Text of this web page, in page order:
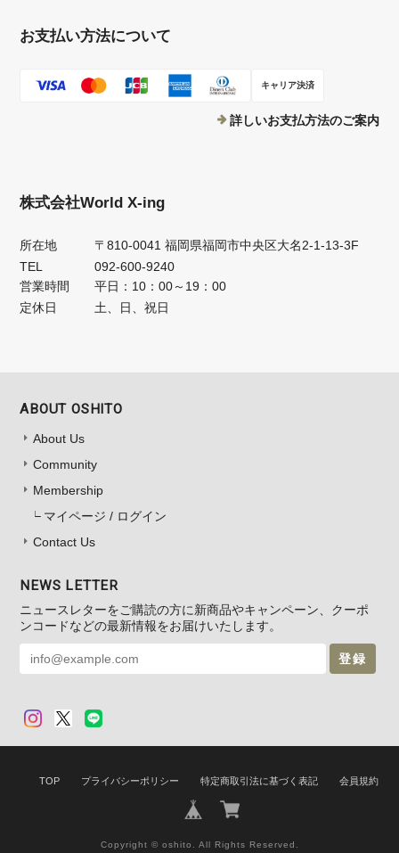
お支払い方法について
キャリア決済
詳しいお支払方法のご案内
株式会社World X-ing
所在地
〒810-0041 福岡県福岡市中央区大名2-1-13-3F
TEL
092-600-9240
営業時間
平日：10：00～19：00
定休日
土、日、祝日
ABOUT OSHITO
About Us
Community
Membership
マイページ / ログイン
Contact Us
NEWS LETTER
ニュースレターをご購読の方に新商品やキャンペーン、クーポ
ンコードなどの最新情報をお届けいたします。
登録
TOP プライバシーポリシー 特定商取引法に基づく表記 会員規約
Copyright © oshito. All Rights Reserved.